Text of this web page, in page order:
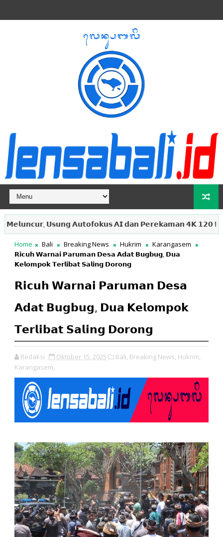
𝗨𝘀𝘂𝗻𝗴 𝗔𝘂𝘁𝗼𝗳𝗼𝗸𝘂𝘀 𝗔𝗜 𝗱𝗮𝗻 𝗣𝗲𝗿𝗲𝗸𝗮𝗺𝗮𝗻 𝟰𝗞 𝟭𝟮𝟬 𝗳𝗽𝘀
Home Bali Breaking News Hukrim
Karangasem
𝗥𝗶𝗰𝘂𝗵 𝗪𝗮𝗿𝗻𝗮𝗶 𝗣𝗮𝗿𝘂𝗺𝗮𝗻 𝗗𝗲𝘀𝗮 𝗔𝗱𝗮𝘁 𝗕𝘂𝗴𝗯𝘂𝗴, 𝗗𝘂𝗮
𝗞𝗲𝗹𝗼𝗺𝗽𝗼𝗸 𝗧𝗲𝗿𝗹𝗶𝗯𝗮𝘁 𝗦𝗮𝗹𝗶𝗻𝗴 𝗗𝗼𝗿𝗼𝗻𝗴
𝗥𝗶𝗰𝘂𝗵 𝗪𝗮𝗿𝗻𝗮𝗶 𝗣𝗮𝗿𝘂𝗺𝗮𝗻 𝗗𝗲𝘀𝗮
𝗔𝗱𝗮𝘁 𝗕𝘂𝗴𝗯𝘂𝗴, 𝗗𝘂𝗮 𝗞𝗲𝗹𝗼𝗺𝗽𝗼𝗸
𝗧𝗲𝗿𝗹𝗶𝗯𝗮𝘁 𝗦𝗮𝗹𝗶𝗻𝗴 𝗗𝗼𝗿𝗼𝗻𝗴
Redaksi Oktober 15, 2025 Bali, Breaking News, Hukrim,
Karangasem,